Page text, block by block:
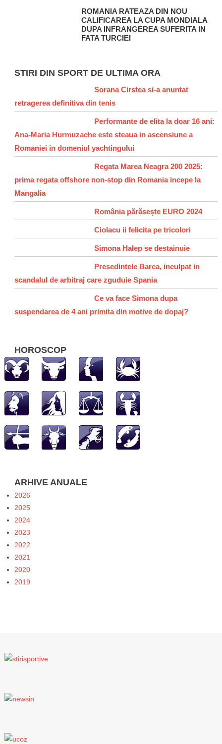
ROMANIA RATEAZA DIN NOU
CALIFICAREA LA CUPA MONDIALA
DUPA INFRANGEREA SUFERITA IN
FATA TURCIEI
STIRI DIN SPORT DE ULTIMA ORA
Sorana Cirstea si-a anuntat
retragerea definitiva din tenis
Performante de elita la doar 16 ani:
Ana-Maria Hurmuzache este steaua in ascensiune a
Romaniei in domeniul yachtingului
Regata Marea Neagra 200 2025:
prima regata offshore non-stop din Romania incepe la
Mangalia
România părăsește EURO 2024
Ciolacu ii felicita pe tricolori
Simona Halep se destainuie
Presedintele Barca, inculpat in
scandalul de arbitraj care zguduie Spania
Ce va face Simona dupa
suspendarea de 4 ani primita din motive de dopaj?
HOROSCOP
ARHIVE ANUALE
2026
2025
2024
2023
2022
2021
2020
2019